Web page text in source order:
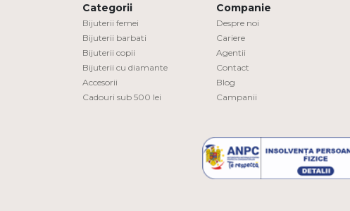
Categorii
Bijuterii femei
Bijuterii barbati
Bijuterii copii
Bijuterii cu diamante
Accesorii
Cadouri sub 500 lei
Companie
Despre noi
Cariere
Agentii
Contact
Blog
Campanii